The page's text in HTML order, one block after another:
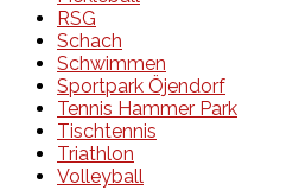
RSG
Schach
Schwimmen
Sportpark Öjendorf
Tennis Hammer Park
Tischtennis
Triathlon
Volleyball